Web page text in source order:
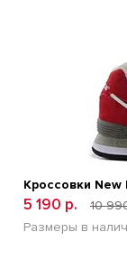
Кроссовки
5 190 р.
10
Размеры в